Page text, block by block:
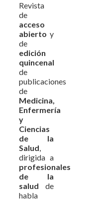
Revista
de
acceso
abierto y
de
edición
quincenal
de
publicaciones
de
Medicina,
Enfermería
y
Ciencias
de la
Salud,
dirigida a
profesionales
de la
salud de
habla